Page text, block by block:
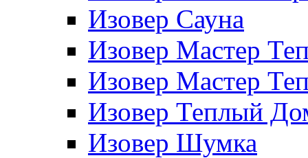
Изовер Сауна
Изовер Мастер
Изовер Мастер
Изовер Теплый
Изовер Шумка